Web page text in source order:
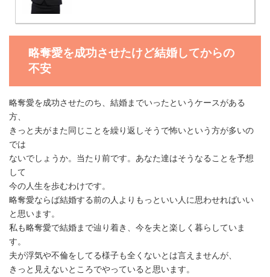
略奪愛を成功させたけど結婚してからの
不安
略奪愛を成功させたのち、結婚までいったというケースがある
方、
きっと夫がまた同じことを繰り返しそうで怖いという方が多いの
では
ないでしょうか。当たり前です。あなた達はそうなることを予想
して
今の人生を歩むわけです。
略奪愛ならば結婚する前の人よりもっといい人に思わせればいい
と思います。
私も略奪愛で結婚まで辿り着き、今を夫と楽しく暮らしていま
す。
夫が浮気や不倫をしてる様子も全くないとは言えませんが、
きっと見えないところでやっていると思います。